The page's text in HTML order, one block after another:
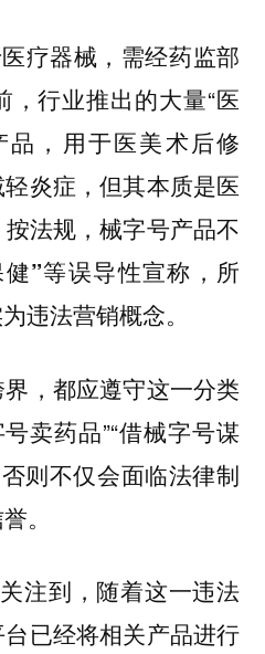
疗器械，需经药监部
，行业推出的大量“医
品，用于医美术后修
炎症，但其本质是医
按法规，械字号产品不
”等误导性宣称，所
违法营销概念。
，都应遵守这一分类
卖药品”“借械字号谋
则不仅会面临法律制
。
注到，随着这一违法
已经将相关产品进行